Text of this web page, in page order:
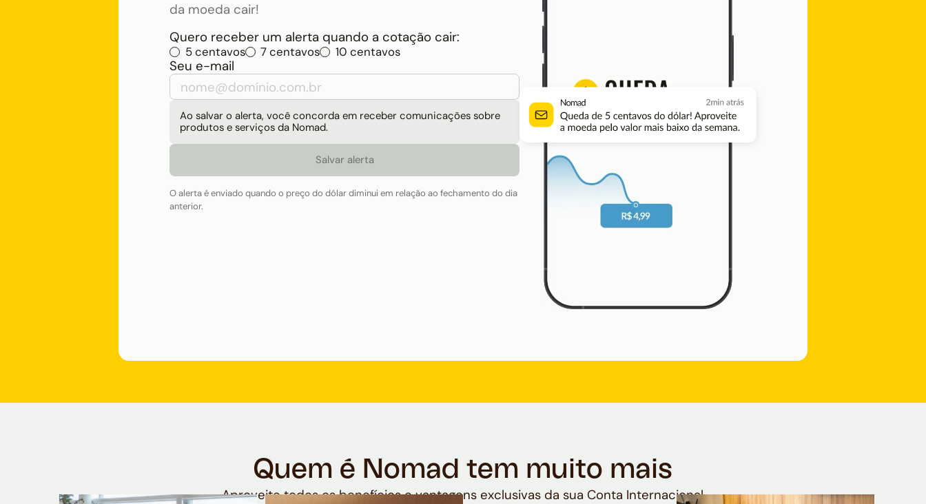
da moeda cair!
Quero receber um alerta quando a cotação cair:
5 centavos 7 centavos 10 centavos
Seu e-mail
Ao salvar o alerta, você concorda em receber comunicações sobre
produtos e serviços da Nomad.
O alerta é enviado quando o preço do dólar diminui em relação ao fechamento do dia
anterior.
Quem é Nomad tem muito mais
Aproveite todos os benefícios e vantagens exclusivas da sua Conta Internacional